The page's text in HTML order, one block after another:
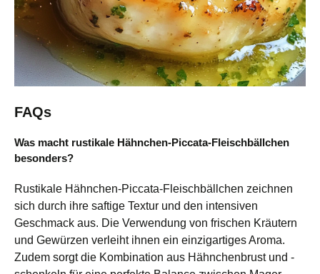
FAQs
Was macht rustikale Hähnchen-Piccata-Fleischbällchen
besonders?
Rustikale Hähnchen-Piccata-Fleischbällchen zeichnen
sich durch ihre saftige Textur und den intensiven
Geschmack aus. Die Verwendung von frischen Kräutern
und Gewürzen verleiht ihnen ein einzigartiges Aroma.
Zudem sorgt die Kombination aus Hähnchenbrust und -